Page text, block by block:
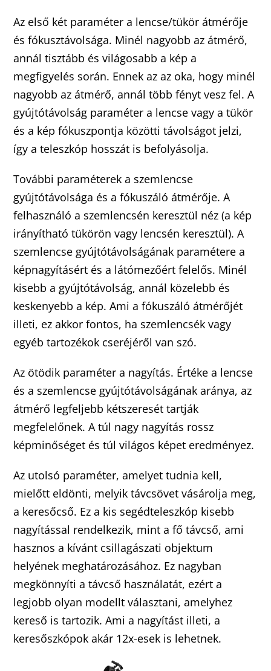
Az első két paraméter a lencse/tükör átmérője
és fókusztávolsága. Minél nagyobb az átmérő,
annál tisztább és világosabb a kép a
megfigyelés során. Ennek az az oka, hogy minél
nagyobb az átmérő, annál több fényt vesz fel. A
gyújtótávolság paraméter a lencse vagy a tükör
és a kép fókuszpontja közötti távolságot jelzi,
így a teleszkóp hosszát is befolyásolja.
További paraméterek a szemlencse
gyújtótávolsága és a fókuszáló átmérője. A
felhasználó a szemlencsén keresztül néz (a kép
irányítható tükörön vagy lencsén keresztül). A
szemlencse gyújtótávolságának paramétere a
képnagyításért és a látómezőért felelős. Minél
kisebb a gyújtótávolság, annál közelebb és
keskenyebb a kép. Ami a fókuszáló átmérőjét
illeti, ez akkor fontos, ha szemlencsék vagy
egyéb tartozékok cseréjéről van szó.
Az ötödik paraméter a nagyítás. Értéke a lencse
és a szemlencse gyújtótávolságának aránya, az
átmérő legfeljebb kétszeresét tartják
megfelelőnek. A túl nagy nagyítás rossz
képminőséget és túl világos képet eredményez.
Az utolsó paraméter, amelyet tudnia kell,
mielőtt eldönti, melyik távcsövet vásárolja meg,
a keresőcső. Ez a kis segédteleszkóp kisebb
nagyítással rendelkezik, mint a fő távcső, ami
hasznos a kívánt csillagászati objektum
helyének meghatározásához. Ez nagyban
megkönnyíti a távcső használatát, ezért a
legjobb olyan modellt választani, amelyhez
kereső is tartozik. Ami a nagyítást illeti, a
keresőszkópok akár 12x-esek is lehetnek.